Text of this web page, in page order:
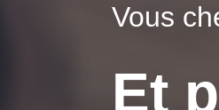
Vous
Et